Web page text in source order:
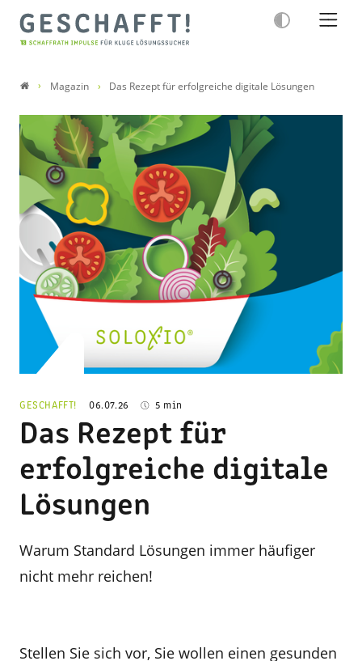
Magazin Das Rezept für erfolgreiche digitale Lösungen
GESCHAFFT! 06.07.26 5 min
Das Rezept für
erfolgreiche digitale
Lösungen
Warum Standard Lösungen immer häufiger
nicht mehr reichen!
Stellen Sie sich vor, Sie wollen einen gesunden